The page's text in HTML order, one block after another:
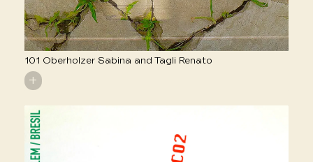
101 Oberholzer Sabina and Tagli Renato
+